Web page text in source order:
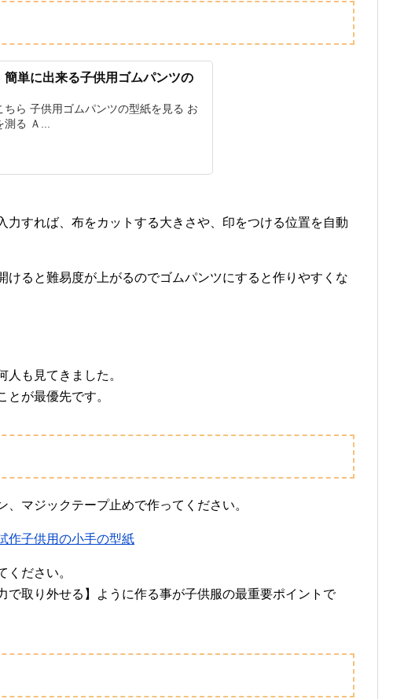
簡単に出来る子供用ゴムパンツの
ちら 子供用ゴムパンツの型紙を見る お
測る Ａ...
力すれば、布をカットする大きさや、印をつける位置を自動
けると難易度が上がるのでゴムパンツにすると作りやすくな
人も見てきました。
が最優先です。
マジックテープ止めで作ってください。
子供用の小手の型紙
ください。
で取り外せる】ように作る事が子供服の最重要ポイントで